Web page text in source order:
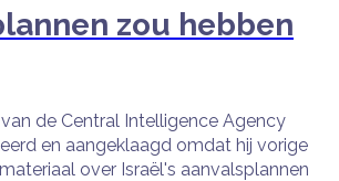
zou hebben
de Central Intelligence Agency
en aangeklaagd omdat hij vorige
over Israël's aanvalsplannen